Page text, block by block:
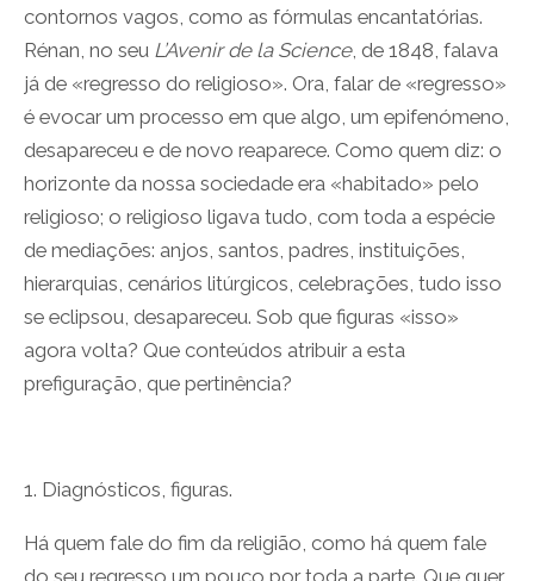
contornos vagos, como as fórmulas encantatórias.
Rénan, no seu L’Avenir de la Science, de 1848, falava
já de «regresso do religioso». Ora, falar de «regresso»
é evocar um processo em que algo, um epifenómeno,
desapareceu e de novo reaparece. Como quem diz: o
horizonte da nossa sociedade era «habitado» pelo
religioso; o religioso ligava tudo, com toda a espécie
de mediações: anjos, santos, padres, instituições,
hierarquias, cenários litúrgicos, celebrações, tudo isso
se eclipsou, desapareceu. Sob que figuras «isso»
agora volta? Que conteúdos atribuir a esta
prefiguração, que pertinência?
1. Diagnósticos, figuras.
Há quem fale do fim da religião, como há quem fale